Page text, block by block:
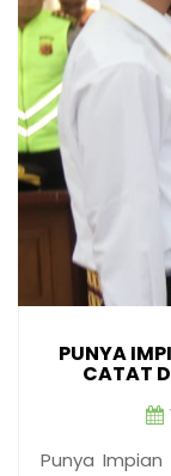
PUNYA
CATAT
Punya